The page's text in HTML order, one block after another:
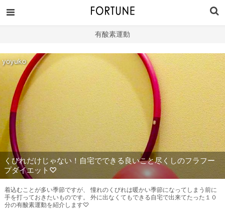
有酸素運動
yoyuko
くびれだけじゃない！自宅でできる良いこと尽くしのフラフー
プダイエット♡
着込むことが多い季節ですが、 憧れのくびれは暖かい季節になってしまう前に
手を打っておきたいものです。 外に出なくてもできる自宅で出来てたった１０
分の有酸素運動を紹介します♡